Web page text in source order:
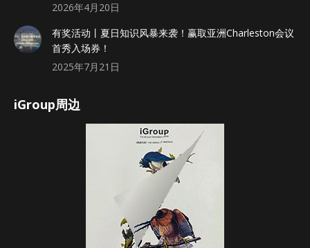
2026年4月20日
有奖活动丨夏日知识风暴来袭！赢取亚洲Charleston会议
首秀入场券！
2025年7月21日
iGroup周边